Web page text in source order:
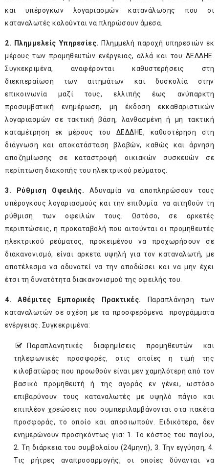
και υπέρογκων λογαριασμών κατανάλωσης που οι
καταναλωτές καλούνται να πληρώσουν άμεσα.
2. Πλημμελείς Υπηρεσίες. Πλημμελή παροχή υπηρεσιών εκ
μέρους των προμηθευτών ενέργειας, αλλά και του ΔΕΔΔΗΕ.
Συγκεκριμένα, αναφέρονται καθυστερήσεις στη
διεκπεραίωση των αιτημάτων και δυσκολία στην
επικοινωνία μαζί τους, ελλιπής έως ανύπαρκτη
προσυμβατική ενημέρωση, μη έκδοση εκκαθαριστικών
λογαριασμών σε τακτική βάση, λανθασμένη ή μη τακτική
καταμέτρηση εκ μέρους του ΔΕΔΔΗΕ, καθυστέρηση στη
διάγνωση και αποκατάσταση βλαβών, καθώς και άρνηση
αποζημίωσης σε καταστροφή οικιακών συσκευών σε
περίπτωση διακοπής του ηλεκτρικού ρεύματος.
3. Ρύθμιση Οφειλής. Αδυναμία να αποπληρώσουν τους
υπέρογκους λογαριασμούς και την επιθυμία να αιτηθούν τη
ρύθμιση των οφειλών τους. Ωστόσο, σε αρκετές
περιπτώσεις, η προκαταβολή που αιτούνται οι προμηθευτές
ηλεκτρικού ρεύματος, προκειμένου να προχωρήσουν σε
διακανονισμό, είναι αρκετά υψηλή για τον καταναλωτή, με
αποτέλεσμα να αδυνατεί να την αποδώσει και να μην έχει
έτσι τη δυνατότητα διακανονισμού της οφειλής του.
4. Αθέμιτες Εμπορικές Πρακτικές.
Παραπλάνηση των
καταναλωτών σε σχέση με τα προσφερόμενα προγράμματα
ενέργειας. Συγκεκριμένα:
Παραπλανητικές διαφημίσεις προμηθευτών και
τηλεφωνικές προσφορές, στις οποίες η τιμή της
κιλοβατώρας που προωθούν είναι μεν χαμηλότερη από τον
βασικό προμηθευτή ή της αγοράς εν γένει, ωστόσο
επιβαρύνουν τους καταναλωτές με υψηλό πάγιο και
επιπλέον χρεώσεις που συμπεριλαμβάνονται στα πακέτα
προσφοράς, το οποίο και αποσιωπούν. Ειδικότερα, δεν
ενημερώνουν προσηκόντως για: 1. Το κόστος του παγίου,
2. Τη διάρκεια του συμβολαίου (24μηνη), 3. Την εγγύηση, 4.
Τις ρήτρες αναπροσαρμογής, οι οποίες δύνανται να